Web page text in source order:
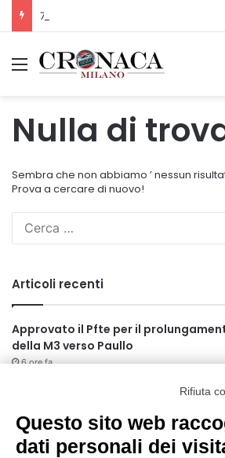
Menu
Nulla di
Sembra che non abbiamo ’ nessun
Prova a cercare di nuovo!
Articoli recenti
Approvato il Pfte per il
della M3 verso Paullo
6 ore fa
75 anni di INFN. La comunità, la
futuro della ricerca in fisica
fondamentale in Italia
6 ore fa
Rifiuta
Questo sito web
dati personali dei